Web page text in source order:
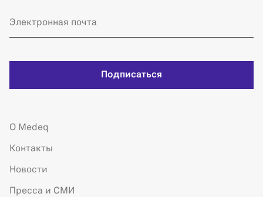
Подписаться
О Medeq
Контакты
Новости
Пресса и СМИ